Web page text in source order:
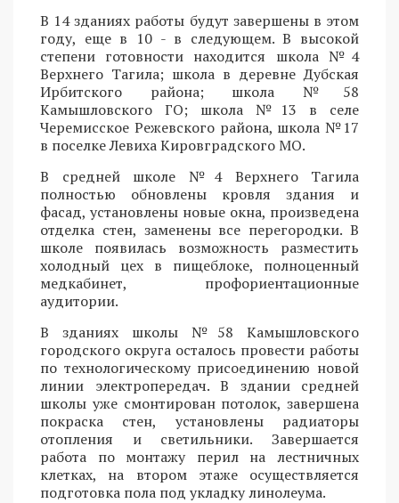
В 14 зданиях работы будут завершены в этом
году, еще в 10 - в следующем. В высокой
степени готовности находится школа №4
Верхнего Тагила; школа в деревне Дубская
Ирбитского района; школа №58
Камышловского ГО; школа №13 в селе
Черемисское Режевского района, школа №17
в поселке Левиха Кировградского МО.
В средней школе №4 Верхнего Тагила
полностью обновлены кровля здания и
фасад, установлены новые окна, произведена
отделка стен, заменены все перегородки. В
школе появилась возможность разместить
холодный цех в пищеблоке, полноценный
медкабинет, профориентационные
аудитории.
В зданиях школы №58 Камышловского
городского округа осталось провести работы
по технологическому присоединению новой
линии электропередач. В здании средней
школы уже смонтирован потолок, завершена
покраска стен, установлены радиаторы
отопления и светильники. Завершается
работа по монтажу перил на лестничных
клетках, на втором этаже осуществляется
подготовка пола под укладку линолеума.